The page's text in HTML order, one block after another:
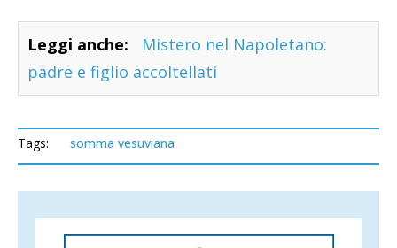
Leggi anche:
Mistero nel Napoletano:
padre e figlio accoltellati
Tags: somma vesuviana